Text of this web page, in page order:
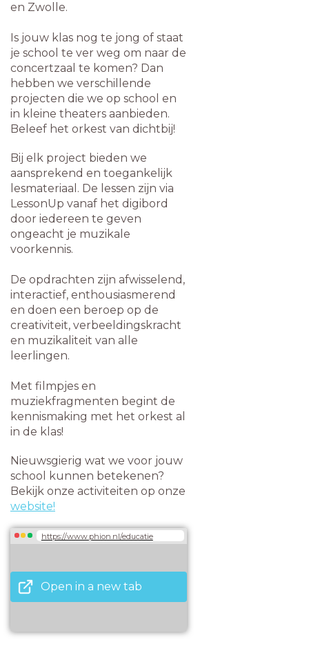
en Zwolle.
Is jouw klas nog te jong of staat
je school te ver weg om naar de
concertzaal te komen? Dan
hebben we verschillende
projecten die we op school en
in kleine theaters aanbieden.
Beleef het orkest van dichtbij!
Bij elk project bieden we
aansprekend en toegankelijk
lesmateriaal. De lessen zijn via
LessonUp vanaf het digibord
door iedereen te geven
ongeacht je muzikale
voorkennis.
De opdrachten zijn afwisselend,
interactief, enthousiasmerend
en doen een beroep op de
creativiteit, verbeeldingskracht
en muzikaliteit van alle
leerlingen.
Met filmpjes en
muziekfragmenten begint de
kennismaking met het orkest al
in de klas!
Nieuwsgierig wat we voor jouw
school kunnen betekenen?
Bekijk onze activiteiten op onze
website!
https://www.phion.nl/educatie
Open in a new tab